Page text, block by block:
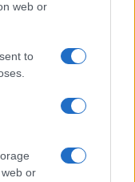
web or
to
or